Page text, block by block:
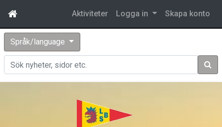
Aktiviteter Logga in Skapa konto
Språk/language
Sök